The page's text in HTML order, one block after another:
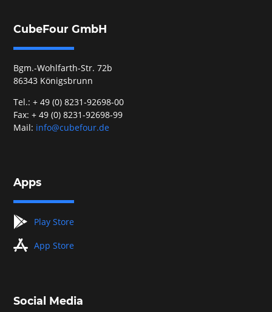
CubeFour GmbH
Bgm.-Wohlfarth-Str. 72b
86343 Königsbrunn
Tel.: + 49 (0) 8231-92698-00
Fax: + 49 (0) 8231-92698-99
Mail: info@cubefour.de
Apps
googleplay Play Store
appstore App Store
Social Media